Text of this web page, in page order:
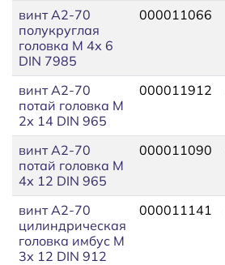
винт A2-70
полукруглая
головка М 4х 6
DIN 7985
000011066
винт A2-70
потай головка М
2х 14 DIN 965
000011912
винт A2-70
потай головка М
4х 12 DIN 965
000011090
винт A2-70
цилиндрическая
головка имбус М
3х 12 DIN 912
000011141